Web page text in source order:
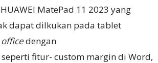
MatePad 11 2023 yang
dapat dilkukan pada tablet
officedengan
seperti fitur- custom margin di Word,